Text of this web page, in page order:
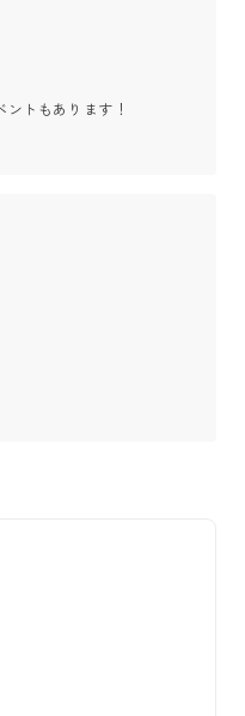
トもあります！